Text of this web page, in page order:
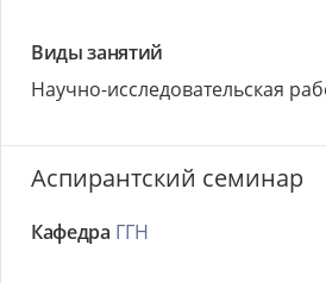
Виды занятий
Научно-исследовательская
Аспирантский семинар
Кафедра ГГН